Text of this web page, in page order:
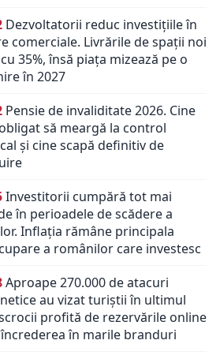
Dezvoltatorii reduc investițiile în
comerciale. Livrările de spații noi
35%, însă piața mizează pe o
în 2027
Pensie de invaliditate 2026. Cine
să meargă la control
și cine scapă definitiv de
Investitorii cumpără tot mai
în perioadele de scădere a
Inflația rămâne principala
a românilor care investesc
Aproape 270.000 de atacuri
au vizat turiștii în ultimul
profită de rezervările online
în marile branduri